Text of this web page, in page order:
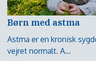
Børn med astma
Astma er en kronisk
vejret normalt. A...